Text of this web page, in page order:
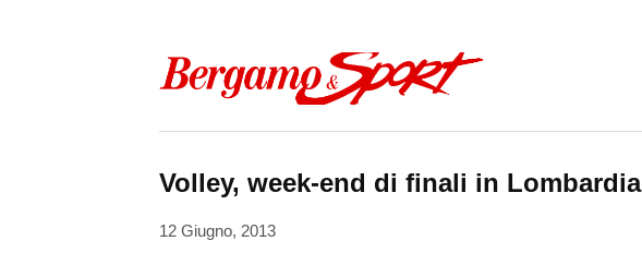
Volley, week-end di finali in Lombardia
12 Giugno, 2013